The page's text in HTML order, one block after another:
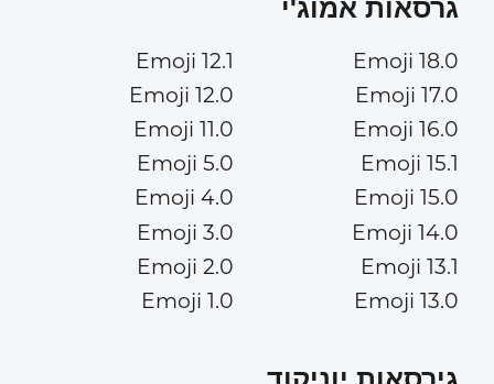
גרסאות אמוג'י
Emoji 18.0
Emoji 17.0
Emoji 16.0
Emoji 15.1
Emoji 15.0
Emoji 14.0
Emoji 13.1
Emoji 13.0
Emoji 12.1
Emoji 12.0
Emoji 11.0
Emoji 5.0
Emoji 4.0
Emoji 3.0
Emoji 2.0
Emoji 1.0